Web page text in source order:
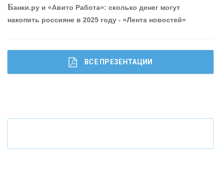
КОНТАКТЫ
Банки.ру и «Авито Работа»: сколько денег могут
накопить россияне в 2025 году - «Лента новостей»
ВСЕ ПРЕЗЕНТАЦИИ